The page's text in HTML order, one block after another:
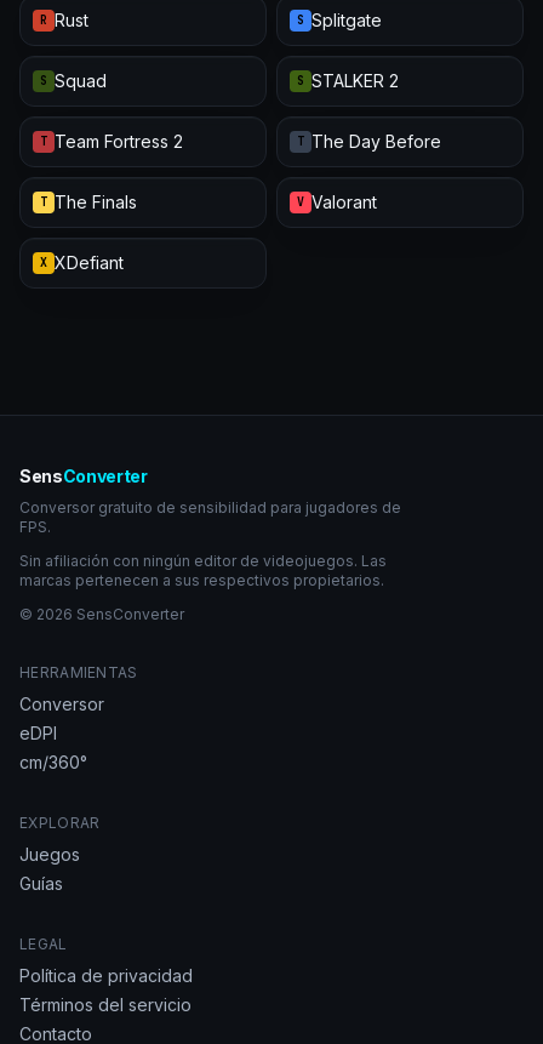
R Rust S Splitgate
S Squad S STALKER 2
T Team Fortress 2 T The Day Before
T The Finals V Valorant
X XDefiant
SensConverter
Conversor gratuito de sensibilidad para jugadores de
FPS.
Sin afiliación con ningún editor de videojuegos. Las
marcas pertenecen a sus respectivos propietarios.
© 2026 SensConverter
HERRAMIENTAS
Conversor
eDPI
cm/360°
EXPLORAR
Juegos
Guías
LEGAL
Política de privacidad
Términos del servicio
Contacto